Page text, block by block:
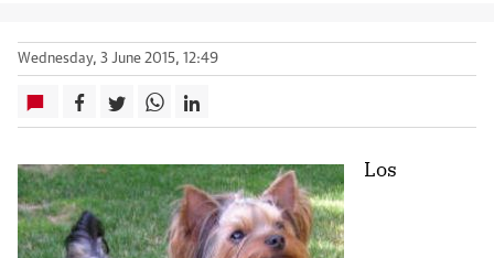
Wednesday, 3 June 2015, 12:49
Los